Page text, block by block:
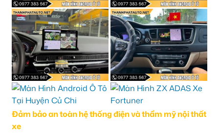
Đảm bảo an toàn hệ thống điện và thẩm mỹ nội thất
xe